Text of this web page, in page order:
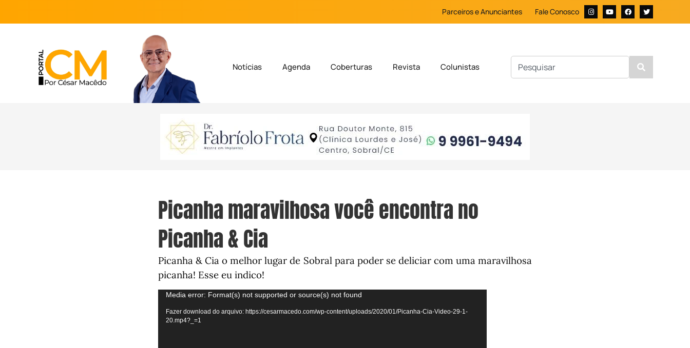
Parceiros e Anunciantes Fale Conosco
Notícias Agenda Coberturas Revista Colunistas
Picanha maravilhosa você encontra no
Picanha & Cia
Picanha & Cia o melhor lugar de Sobral para poder se deliciar com uma maravilhosa
picanha! Esse eu indico!
Tocador
de
vídeo
Media error: Format(s) not supported or source(s) not found
Fazer download do arquivo: https://cesarmacedo.com/wp-content/uploads/2020/01/Picanha-Cia-Video-29-1-
20.mp4?_=1